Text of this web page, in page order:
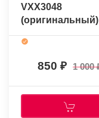
VXX3048
(оригинальный)
850 1 000